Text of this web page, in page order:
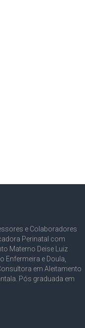
e Colaboradores
Perinatal com
Materno Deise Luiz
Enfermeira e Doula,
em Aleitamento
Pós graduada em